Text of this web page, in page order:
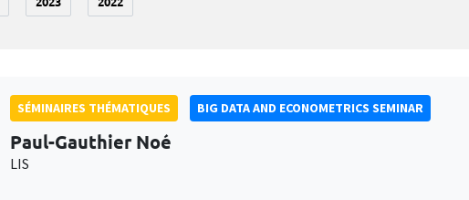
SÉMINAIRES THÉMATIQUES BIG DATA AND ECONOMETRICS SEMINAR
Paul-Gauthier Noé
LIS